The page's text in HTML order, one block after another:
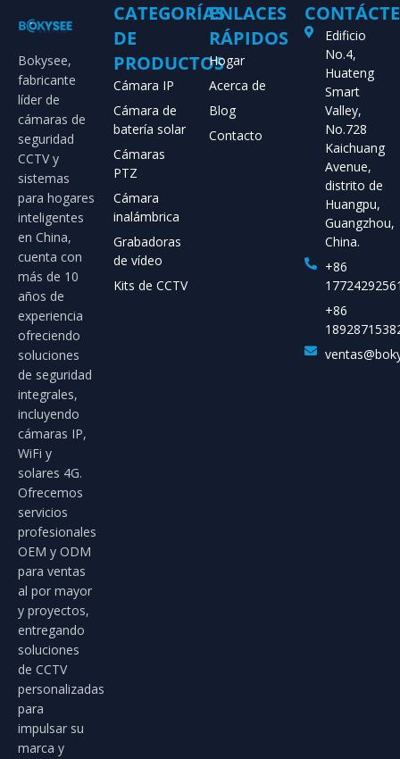
Bokysee,
fabricante
líder de
cámaras de
seguridad
CCTV y
sistemas
para hogares
inteligentes
en China,
cuenta con
más de 10
años de
experiencia
ofreciendo
soluciones
de seguridad
integrales,
incluyendo
cámaras IP,
WiFi y
solares 4G.
Ofrecemos
servicios
profesionales
OEM y ODM
para ventas
al por mayor
y proyectos,
entregando
soluciones
de CCTV
personalizadas
para
impulsar su
marca y
CATEGORÍAS
DE
PRODUCTOS
Cámara IP
Cámara de
batería solar
Cámaras
PTZ
Cámara
inalámbrica
Grabadoras
de vídeo
Kits de CCTV
ENLACES
RÁPIDOS
Hogar
Acerca de
Blog
Contacto
Edificio
No.4,
Huateng
Smart
Valley,
No.728
Kaichuang
Avenue,
distrito de
Huangpu,
Guangzhou,
China.
+86
+86